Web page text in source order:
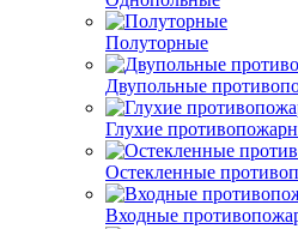
Полуторные
Двупольные
Глухие
Остекленные
Входные